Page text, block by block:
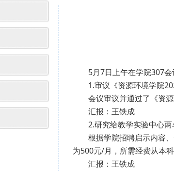
5月7日上午在学院307
1.审议《资源环境学院
会议审议并通过了《资
汇报：王铁成
2.研究给教学实验中心
根据学院招聘启示内容
为500元/月，所需经费从本
汇报：王铁成